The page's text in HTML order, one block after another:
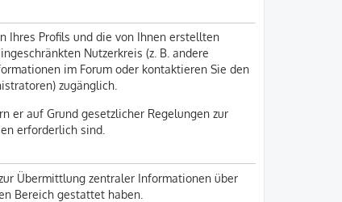
Ihres Profils und die von Ihnen erstellten
Nutzerkreis (z. B. andere
im Forum oder kontaktieren Sie den
zugänglich.
er auf Grund gesetzlicher Regelungen zur
erforderlich sind.
Übermittlung zentraler Informationen über
Bereich gestattet haben.